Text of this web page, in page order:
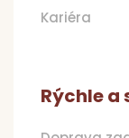
Kariéra
Rýchle